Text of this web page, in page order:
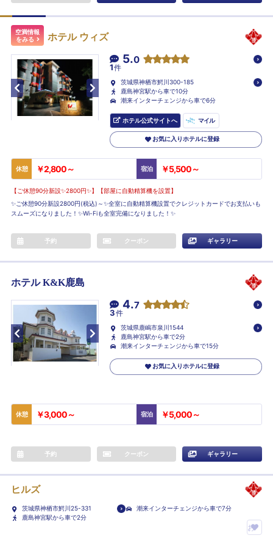
空満情報
をみる
ホテル ウィズ
5.0
1件
茨城県神栖市鰐川300-185
鹿島神宮駅から車で10分
潮来インターチェンジから車で6分
ホテル公式サイトへ マイル
お気に入りホテルに登録
休憩 ￥2,800～ 宿泊 ￥5,500～
【ご休憩90分新設✨2800円✨】【部屋に自動精算機を設置】
✨ご休憩90分新設2800円(税込)～✨全室に自動精算機設置でクレジットカードでお支払いも
スムーズになりました！✨Wi-Fiも全室完備になりました！✨
予約 クーポン ギャラリー
ホテル K&K鹿島
4.7
3件
茨城県鹿嶋市泉川1544
鹿島神宮駅から車で2分
潮来インターチェンジから車で15分
お気に入りホテルに登録
休憩 ￥3,000～ 宿泊 ￥5,000～
予約 クーポン ギャラリー
ヒルズ
茨城県神栖市鰐川25-331
潮来インターチェンジから車で7分
鹿島神宮駅から車で2分
お